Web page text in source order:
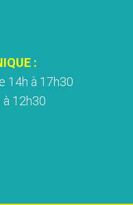
:
14h à 17h30
à 12h30